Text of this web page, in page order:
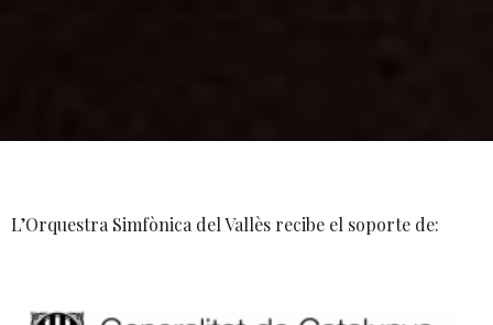
L’Orquestra Simfònica del Vallès recibe el soporte de: